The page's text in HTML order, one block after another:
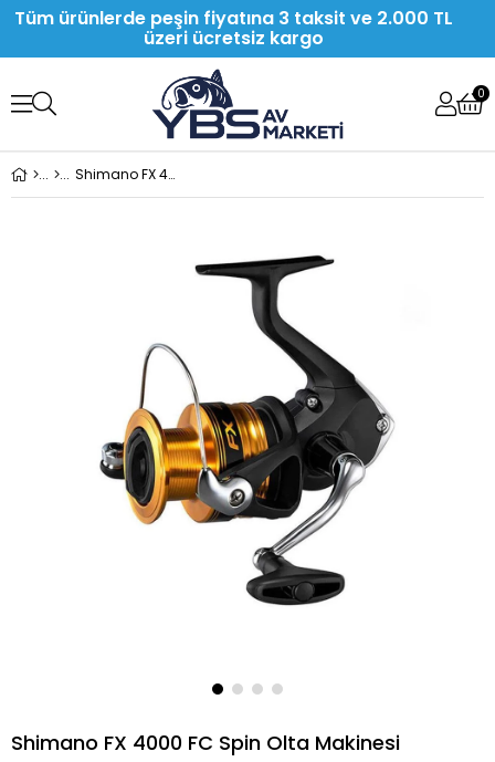
Tüm ürünlerde peşin fiyatına 3 taksit ve 2.000 TL
üzeri ücretsiz kargo
0
Shimano FX 4000 FC Spin Olta Makinesi
Shimano FX 4000 FC Spin Olta Makinesi